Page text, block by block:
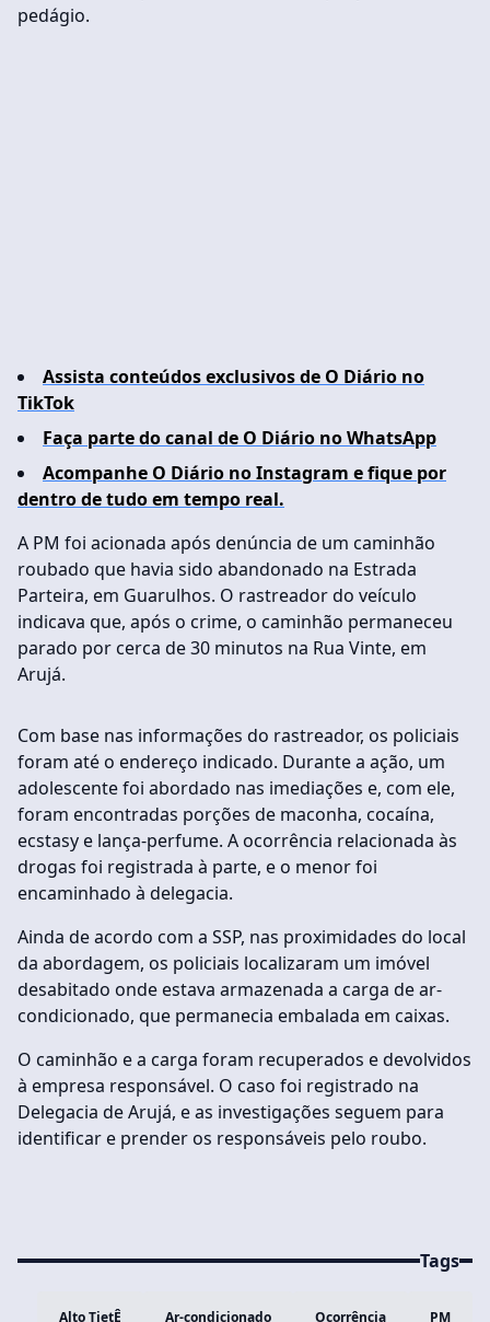
pedágio.
Assista conteúdos exclusivos de O Diário no
TikTok
Faça parte do canal de O Diário no WhatsApp
Acompanhe O Diário no Instagram e fique por
dentro de tudo em tempo real.
A PM foi acionada após denúncia de um caminhão
roubado que havia sido abandonado na Estrada
Parteira, em Guarulhos. O rastreador do veículo
indicava que, após o crime, o caminhão permaneceu
parado por cerca de 30 minutos na Rua Vinte, em
Arujá.
Com base nas informações do rastreador, os policiais
foram até o endereço indicado. Durante a ação, um
adolescente foi abordado nas imediações e, com ele,
foram encontradas porções de maconha, cocaína,
ecstasy e lança-perfume. A ocorrência relacionada às
drogas foi registrada à parte, e o menor foi
encaminhado à delegacia.
Ainda de acordo com a SSP, nas proximidades do local
da abordagem, os policiais localizaram um imóvel
desabitado onde estava armazenada a carga de ar-
condicionado, que permanecia embalada em caixas.
O caminhão e a carga foram recuperados e devolvidos
à empresa responsável. O caso foi registrado na
Delegacia de Arujá, e as investigações seguem para
identificar e prender os responsáveis pelo roubo.
Tags
Alto TietÊ Ar-condicionado Ocorrência PM